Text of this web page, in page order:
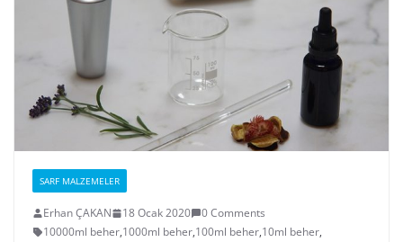
SARF MALZEMELER
Erhan ÇAKAN 18 Ocak 2020
0 Comments
10000ml beher,1000ml beher,100ml beher,10ml beher,